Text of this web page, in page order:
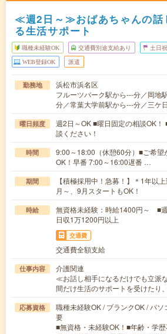
≪週2日～≫おばあちゃんの話
る生活サポート
職種未経験OK 交通費別途支給あり 土日
WEB登録OK 派遣
勤務地
浜松市浜名区
フルーツパーク駅から---分／岡地
分／常葉大学前駅から---分／三ケ
曜日頻度
週2日～OK ■曜日固定の相談OK！
談ください！
時間
9:00～18:00（休憩60分）■ご希望
OK！早番 7:00～16:00遅番 …
期間
【積極採用中！急募！】＊1年以
月～、9月スタートもOK！
時給
無資格未経験：時給1400円～
日収1万1200円以上
交通費
交通費全額支給
仕事内容
介護関連
≪お話し相手になるだけでも立派
間だけ生活のサポートを受けたり
応募資格
職種未経験OK / ブランクOK / パ
要
■無資格・未経験OK！■年齢・学